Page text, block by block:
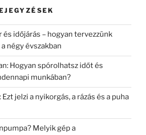
és időjárás – hogyan tervezzünk
négy évszakban
Hogyan spórolhatsz időt és
munkában?
jelzi a nyikorgás, a rázás és a puha
Melyik gép a